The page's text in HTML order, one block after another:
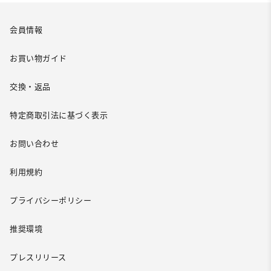
会員情報
お買い物ガイド
交換・返品
特定商取引法に基づく表示
お問い合わせ
利用規約
プライバシーポリシー
推奨環境
プレスリリース